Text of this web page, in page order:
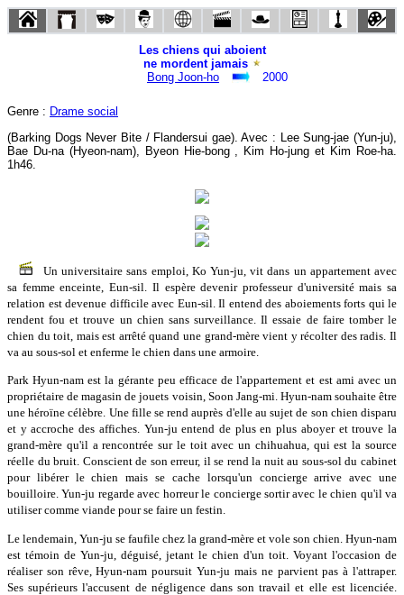
Les chiens qui aboient
ne mordent jamais
Bong Joon-ho
2000
Genre : Drame social
(Barking Dogs Never Bite / Flandersui gae). Avec : Lee Sung-jae (Yun-ju),
Bae Du-na (Hyeon-nam), Byeon Hie-bong , Kim Ho-jung et Kim Roe-ha.
1h46.
Un universitaire sans emploi, Ko Yun-ju, vit dans un appartement avec
sa femme enceinte, Eun-sil. Il espère devenir professeur d'université mais sa
relation est devenue difficile avec Eun-sil. Il entend des aboiements forts qui le
rendent fou et trouve un chien sans surveillance. Il essaie de faire tomber le
chien du toit, mais est arrêté quand une grand-mère vient y récolter des radis. Il
va au sous-sol et enferme le chien dans une armoire.
Park Hyun-nam est la gérante peu efficace de l'appartement et est ami avec un
propriétaire de magasin de jouets voisin, Soon Jang-mi. Hyun-nam souhaite être
une héroïne célèbre. Une fille se rend auprès d'elle au sujet de son chien disparu
et y accroche des affiches. Yun-ju entend de plus en plus aboyer et trouve la
grand-mère qu'il a rencontrée sur le toit avec un chihuahua, qui est la source
réelle du bruit. Conscient de son erreur, il se rend la nuit au sous-sol du cabinet
pour libérer le chien mais se cache lorsqu'un concierge arrive avec une
bouilloire. Yun-ju regarde avec horreur le concierge sortir avec le chien qu'il va
utiliser comme viande pour se faire un festin.
Le lendemain, Yun-ju se faufile chez la grand-mère et vole son chien. Hyun-nam
est témoin de Yun-ju, déguisé, jetant le chien d'un toit. Voyant l'occasion de
réaliser son rêve, Hyun-nam poursuit Yun-ju mais ne parvient pas à l'attraper.
Ses supérieurs l'accusent de négligence dans son travail et elle est licenciée.